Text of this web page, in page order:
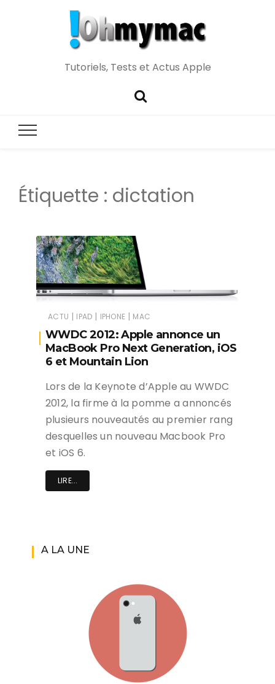
Tutoriels, Tests et Actus Apple
Étiquette : dictation
ACTU | IPAD | IPHONE | MAC
WWDC 2012: Apple annonce un
MacBook Pro Next Generation, iOS
6 et Mountain Lion
Lors de la Keynote d’Apple au WWDC
2012, la firme à la pomme a annoncés
plusieurs nouveautés au premier rang
desquelles un nouveau Macbook Pro
et iOS 6.
LIRE...
A LA UNE